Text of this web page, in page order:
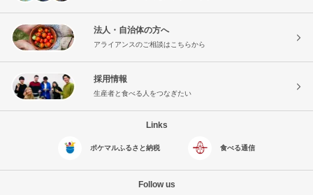
法人・自治体の方へ
アライアンスのご相談はこちらから
採用情報
生産者と食べる人をつなぎたい
Links
ポケマルふるさと納税 食べる通信
Follow us